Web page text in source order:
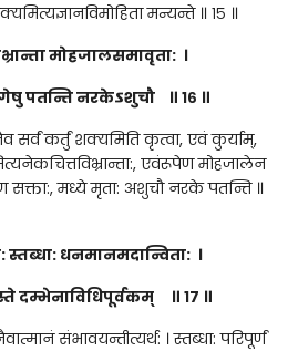
मन्यन्ते ॥ १५ ॥
मोहजालसमावृता: ।
पतन्ति नरकेऽशुचौ ॥ १६ ॥
सर्वं कर्तुं शक्यमिति कृत्वा, एवं कुर्याम्,
एवंरूपेण मोहजालेन
सक्ता:, मध्ये मृता: अशुचौ नरके पतन्ति ॥
धनमानमदान्विता: ।
दम्भेनाविधिपूर्वकम् ॥ १७ ॥
संभावयन्तीत्यर्थ: । स्तब्धा: परिपूर्णं